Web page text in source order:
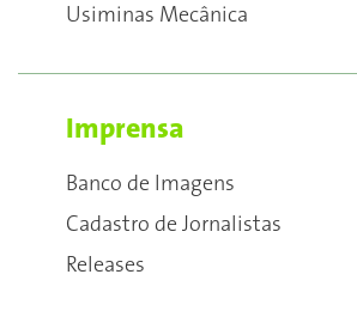
Usiminas Mecânica
Imprensa
Banco de Imagens
Cadastro de Jornalistas
Releases